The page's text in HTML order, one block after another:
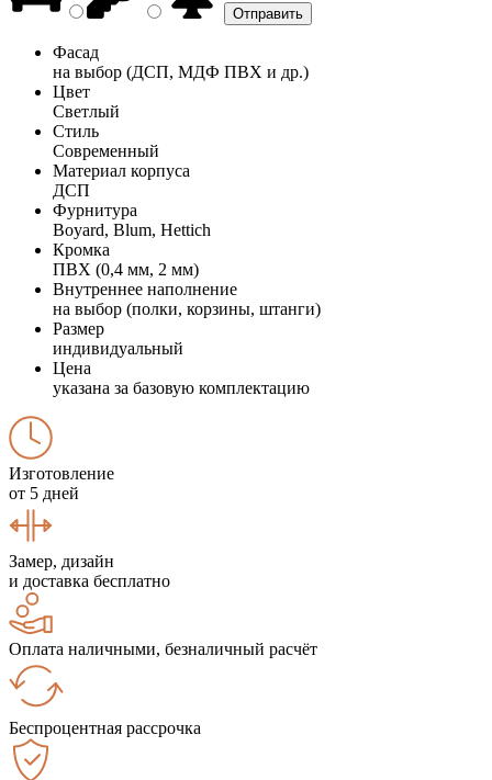
Фасад
на выбор (ДСП, МДФ ПВХ и др.)
Цвет
Светлый
Стиль
Современный
Материал корпуса
ДСП
Фурнитура
Boyard, Blum, Hettich
Кромка
ПВХ (0,4 мм, 2 мм)
Внутреннее наполнение
на выбор (полки, корзины, штанги)
Размер
индивидуальный
Цена
указана за базовую комплектацию
Изготовление
от 5 дней
Замер, дизайн
и доставка бесплатно
Оплата наличными, безналичный расчёт
Беспроцентная рассрочка